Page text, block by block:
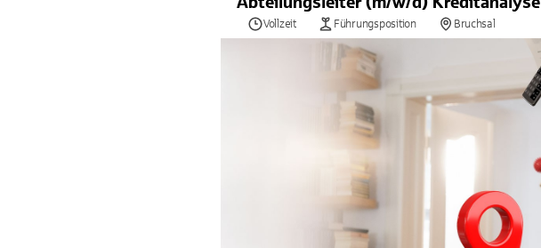
Vollzeit Führungsposition Bruchsal